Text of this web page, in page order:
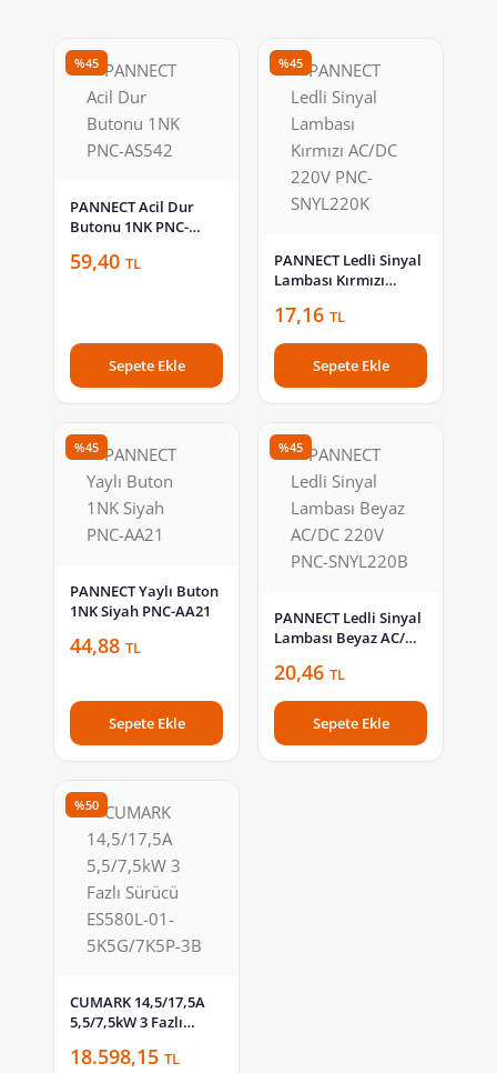
%45
PANNECT Acil Dur
Butonu 1NK PNC-
59,40 TL
Sepete Ekle
%45
PANNECT Ledli Sinyal
Lambası Kırmızı
SNYL220K
17,16 TL
Sepete Ekle
%45
PANNECT Yaylı Buton
1NK Siyah PNC-AA21
44,88 TL
Sepete Ekle
%45
PANNECT Ledli Sinyal
Lambası Beyaz AC/DC
20,46 TL
Sepete Ekle
%50
CUMARK 14,5/17,5A
5,5/7,5kW 3 Fazlı
5K5G/7K5P-3B
18.598,15 TL